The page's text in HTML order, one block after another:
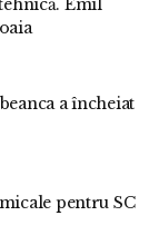
Emil
a încheiat
pentru SC